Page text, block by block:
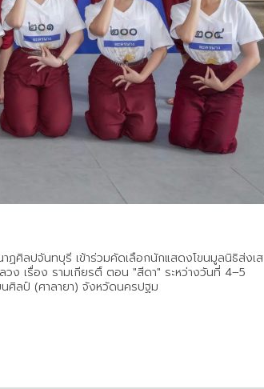
ฏศิลปจันทบุรี เข้าร่วมคัดเลือกนักแสดงโขนมูลนิธิส่งเส
ง เรื่อง รามเกียรติ์ ตอน "สีดา" ระหว่างวันที่ 4–5
ลป์ (ศาลายา) จังหวัดนครปฐม